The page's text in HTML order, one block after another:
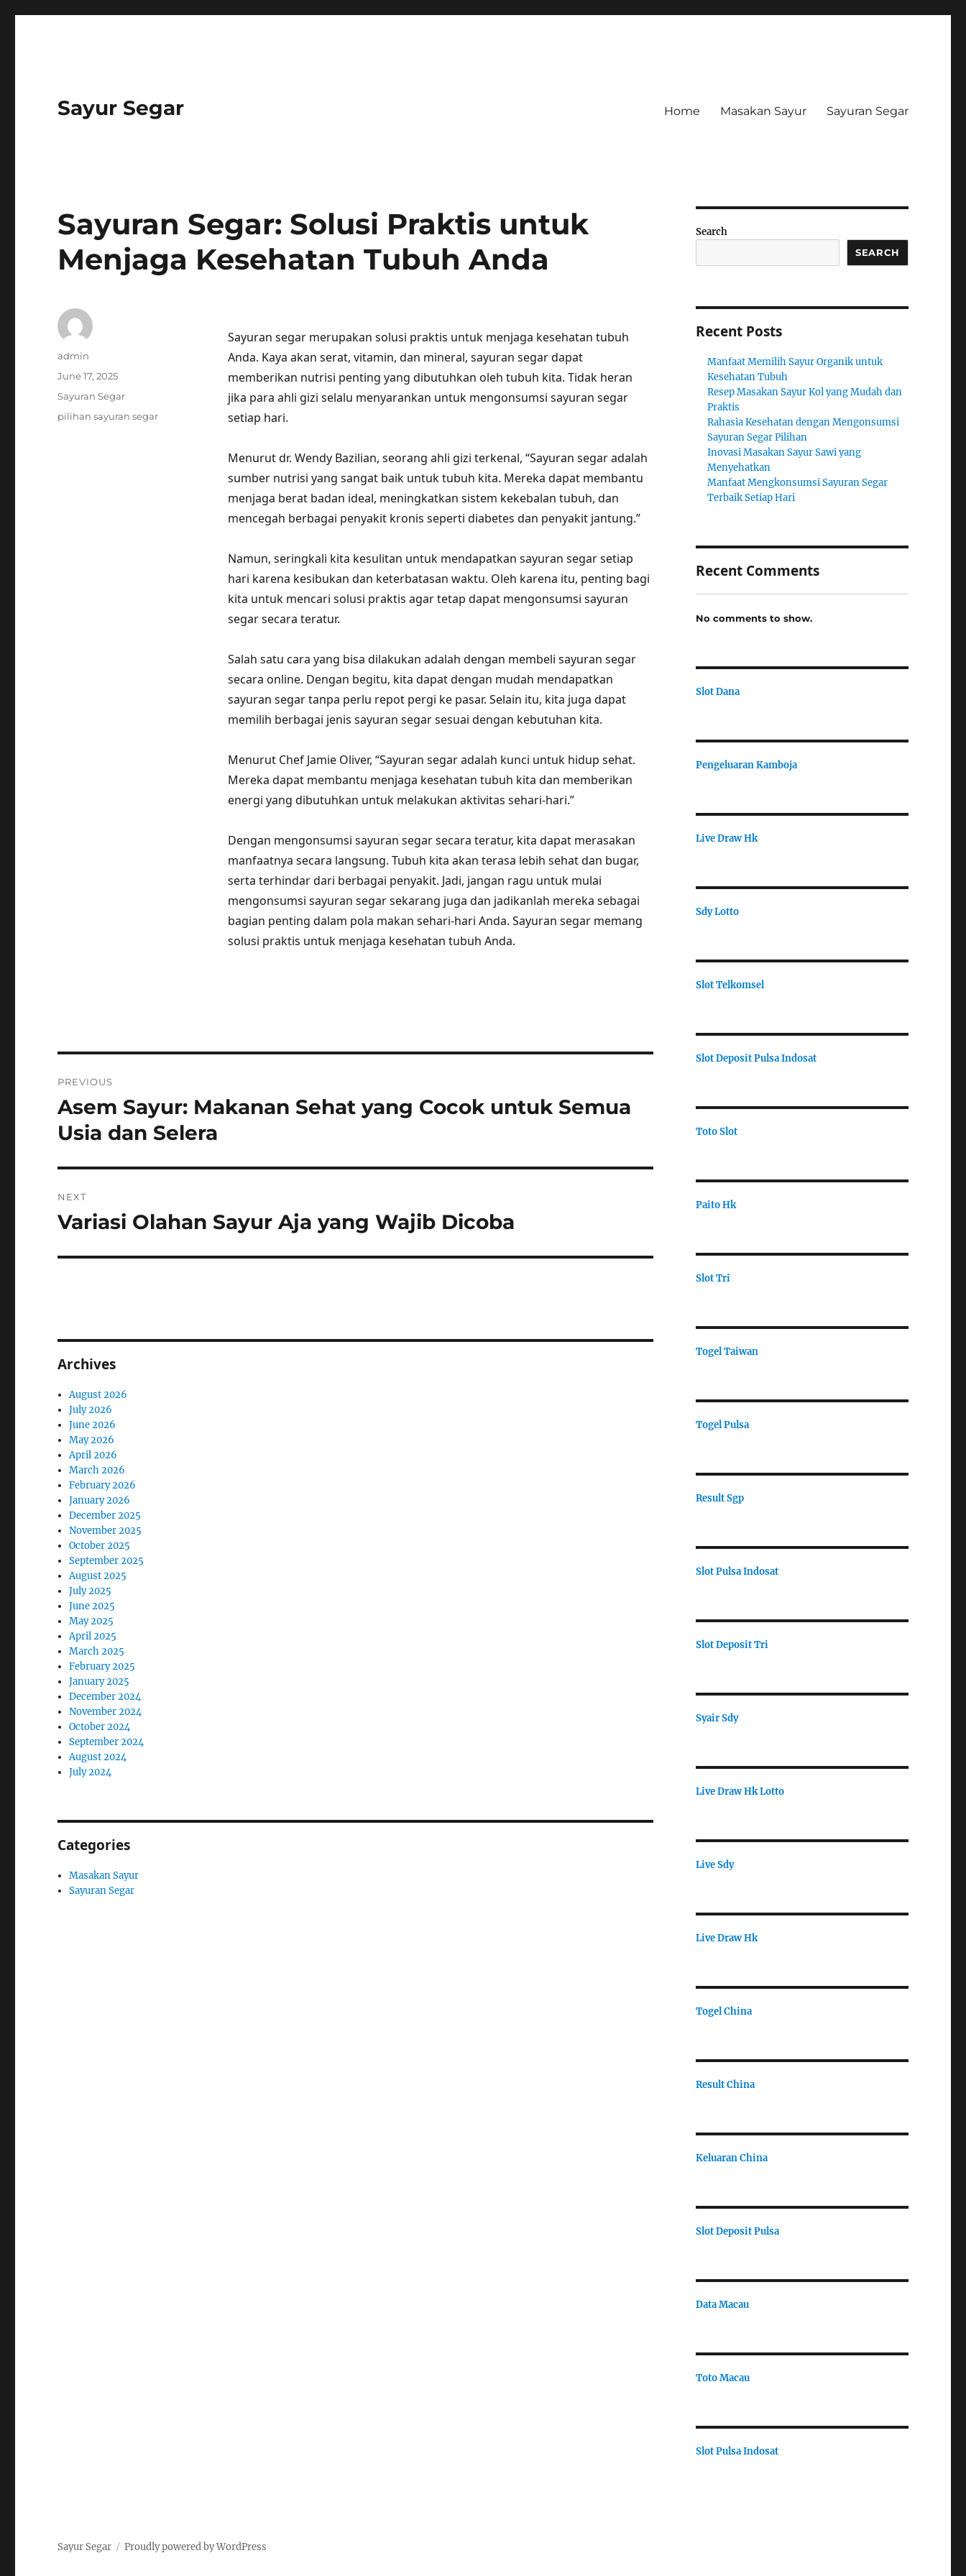
Sayur Segar Home Masakan Sayur Sayuran Segar
Sayuran Segar: Solusi Praktis untuk
Menjaga Kesehatan Tubuh Anda
Sayuran segar merupakan solusi praktis untuk menjaga kesehatan tubuh
Anda. Kaya akan serat, vitamin, dan mineral, sayuran segar dapat
memberikan nutrisi penting yang dibutuhkan oleh tubuh kita. Tidak heran
jika para ahli gizi selalu menyarankan untuk mengonsumsi sayuran segar
setiap hari.
Menurut dr. Wendy Bazilian, seorang ahli gizi terkenal, “Sayuran segar adalah
sumber nutrisi yang sangat baik untuk tubuh kita. Mereka dapat membantu
menjaga berat badan ideal, meningkatkan sistem kekebalan tubuh, dan
mencegah berbagai penyakit kronis seperti diabetes dan penyakit jantung.”
Namun, seringkali kita kesulitan untuk mendapatkan sayuran segar setiap
hari karena kesibukan dan keterbatasan waktu. Oleh karena itu, penting bagi
kita untuk mencari solusi praktis agar tetap dapat mengonsumsi sayuran
segar secara teratur.
Salah satu cara yang bisa dilakukan adalah dengan membeli sayuran segar
secara online. Dengan begitu, kita dapat dengan mudah mendapatkan
sayuran segar tanpa perlu repot pergi ke pasar. Selain itu, kita juga dapat
memilih berbagai jenis sayuran segar sesuai dengan kebutuhan kita.
Menurut Chef Jamie Oliver, “Sayuran segar adalah kunci untuk hidup sehat.
Mereka dapat membantu menjaga kesehatan tubuh kita dan memberikan
energi yang dibutuhkan untuk melakukan aktivitas sehari-hari.”
Dengan mengonsumsi sayuran segar secara teratur, kita dapat merasakan
manfaatnya secara langsung. Tubuh kita akan terasa lebih sehat dan bugar,
serta terhindar dari berbagai penyakit. Jadi, jangan ragu untuk mulai
mengonsumsi sayuran segar sekarang juga dan jadikanlah mereka sebagai
bagian penting dalam pola makan sehari-hari Anda. Sayuran segar memang
solusi praktis untuk menjaga kesehatan tubuh Anda.
Author
admin
Posted
June 17, 2025
Categories
Sayuran Segar
Tags
pilihan sayuran segar
navigation
PREVIOUS
Previous
post:
Asem Sayur: Makanan Sehat yang Cocok untuk Semua
Usia dan Selera
NEXT
Next
Variasi Olahan Sayur Aja yang Wajib Dicoba
Archives
August 2026
July 2026
June 2026
May 2026
April 2026
March 2026
February 2026
January 2026
December 2025
November 2025
October 2025
September 2025
August 2025
July 2025
June 2025
May 2025
April 2025
March 2025
February 2025
January 2025
December 2024
November 2024
October 2024
September 2024
August 2024
July 2024
Categories
Masakan Sayur
Sayuran Segar
Search
SEARCH
Recent Posts
Manfaat Memilih Sayur Organik untuk
Kesehatan Tubuh
Resep Masakan Sayur Kol yang Mudah dan
Praktis
Rahasia Kesehatan dengan Mengonsumsi
Sayuran Segar Pilihan
Inovasi Masakan Sayur Sawi yang
Menyehatkan
Manfaat Mengkonsumsi Sayuran Segar
Terbaik Setiap Hari
Recent Comments
No comments to show.
Slot Dana
Pengeluaran Kamboja
Live Draw Hk
Sdy Lotto
Slot Telkomsel
Slot Deposit Pulsa Indosat
Toto Slot
Paito Hk
Slot Tri
Togel Taiwan
Togel Pulsa
Result Sgp
Slot Pulsa Indosat
Slot Deposit Tri
Syair Sdy
Live Draw Hk Lotto
Live Sdy
Live Draw Hk
Togel China
Result China
Keluaran China
Slot Deposit Pulsa
Data Macau
Toto Macau
Slot Pulsa Indosat
Sayur Segar Proudly powered by WordPress